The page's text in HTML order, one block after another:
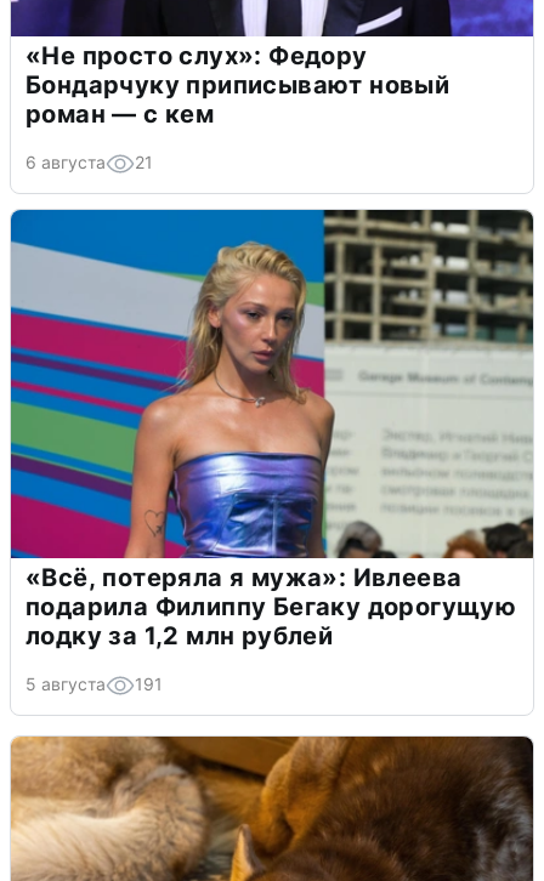
«Не просто слух»: Федору
Бондарчуку приписывают новый
роман — с кем
6 августа 21
«Всё, потеряла я мужа»: Ивлеева
подарила Филиппу Бегаку дорогущую
лодку за 1,2 млн рублей
5 августа 191